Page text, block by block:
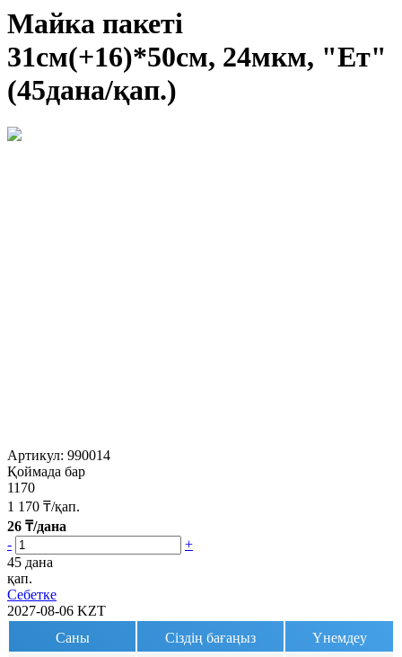
Майка пакеті
31см(+16)*50см, 24мкм, "Ет"
(45дана/қап.)
Артикул: 990014
Қоймада бар
1170
1 170 ₸/қап.
26 ₸/дана
-
+
45 дана
қап.
Себетке
2027-08-06 KZT
Саны
Сіздің бағаңыз Үнемдеу